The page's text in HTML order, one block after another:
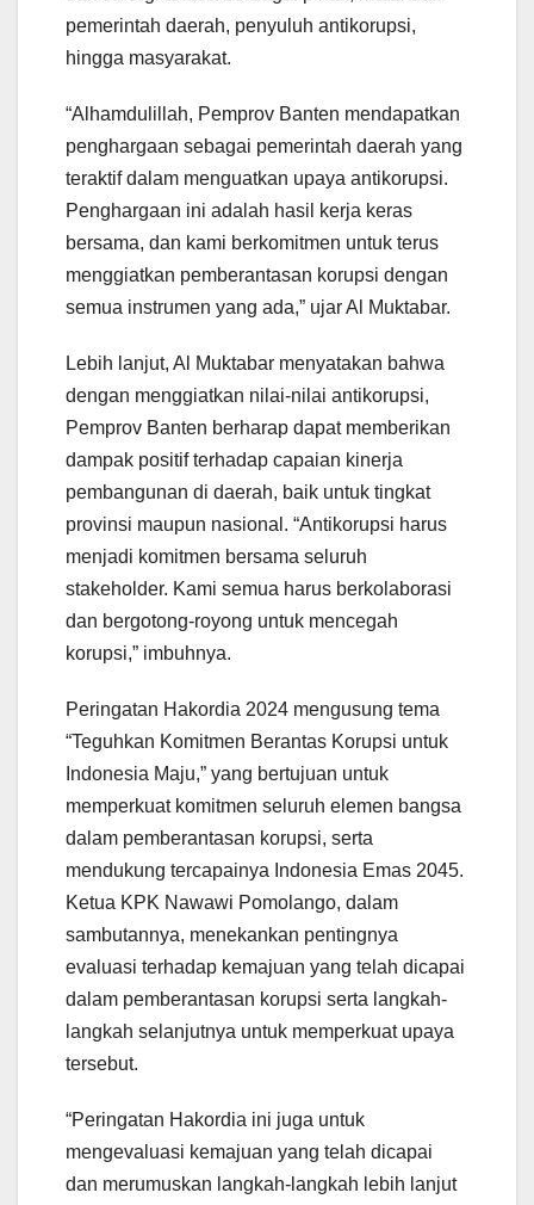
pemerintah daerah, penyuluh antikorupsi,
hingga masyarakat.
“Alhamdulillah, Pemprov Banten mendapatkan
penghargaan sebagai pemerintah daerah yang
teraktif dalam menguatkan upaya antikorupsi.
Penghargaan ini adalah hasil kerja keras
bersama, dan kami berkomitmen untuk terus
menggiatkan pemberantasan korupsi dengan
semua instrumen yang ada,” ujar Al Muktabar.
Lebih lanjut, Al Muktabar menyatakan bahwa
dengan menggiatkan nilai-nilai antikorupsi,
Pemprov Banten berharap dapat memberikan
dampak positif terhadap capaian kinerja
pembangunan di daerah, baik untuk tingkat
provinsi maupun nasional. “Antikorupsi harus
menjadi komitmen bersama seluruh
stakeholder. Kami semua harus berkolaborasi
dan bergotong-royong untuk mencegah
korupsi,” imbuhnya.
Peringatan Hakordia 2024 mengusung tema
“Teguhkan Komitmen Berantas Korupsi untuk
Indonesia Maju,” yang bertujuan untuk
memperkuat komitmen seluruh elemen bangsa
dalam pemberantasan korupsi, serta
mendukung tercapainya Indonesia Emas 2045.
Ketua KPK Nawawi Pomolango, dalam
sambutannya, menekankan pentingnya
evaluasi terhadap kemajuan yang telah dicapai
dalam pemberantasan korupsi serta langkah-
langkah selanjutnya untuk memperkuat upaya
tersebut.
“Peringatan Hakordia ini juga untuk
mengevaluasi kemajuan yang telah dicapai
dan merumuskan langkah-langkah lebih lanjut